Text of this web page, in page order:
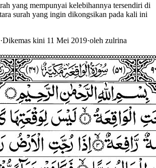
yang mempunyai kelebihannya tersendiri di
surah yang ingin dikongsikan pada kali ini
·Dikemas kini 11 Mei 2019·oleh zulrina